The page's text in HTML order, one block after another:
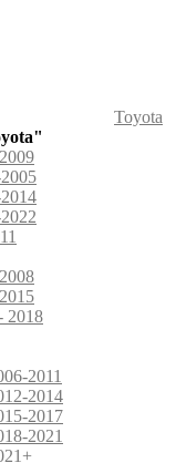
Toyota
2018
2011
2014
2017
2021